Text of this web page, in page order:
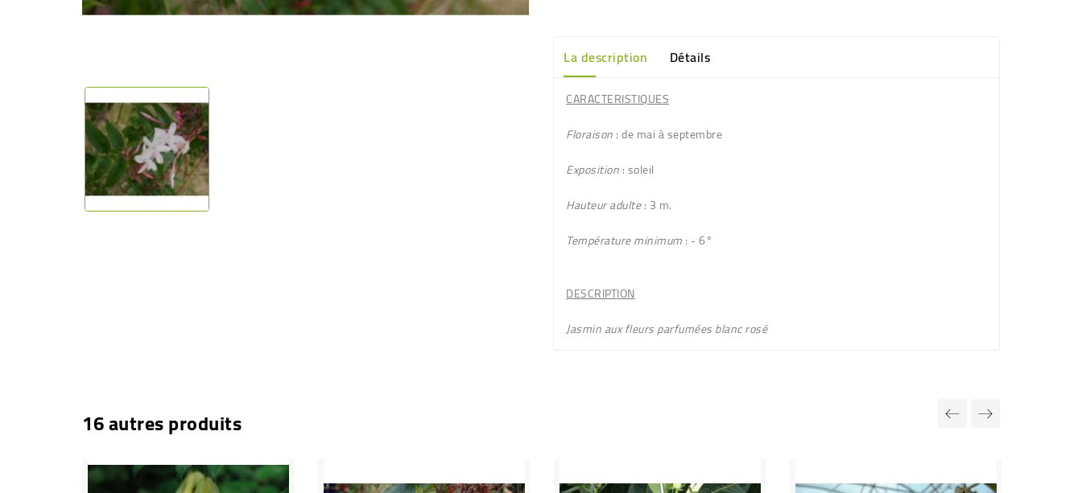
La description Détails
CARACTERISTIQUES
Floraison: de mai à septembre
Exposition: soleil
Hauteur adulte: 3 m.
Température minimum: - 6°
DESCRIPTION
Jasmin aux fleursparfumées blanc rosé
16 autres produits